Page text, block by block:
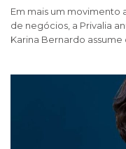
Em mais um movimento
de negócios, a Privalia
Karina Bernardo assume